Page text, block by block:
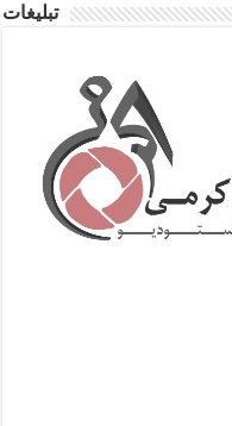
تبلیغات